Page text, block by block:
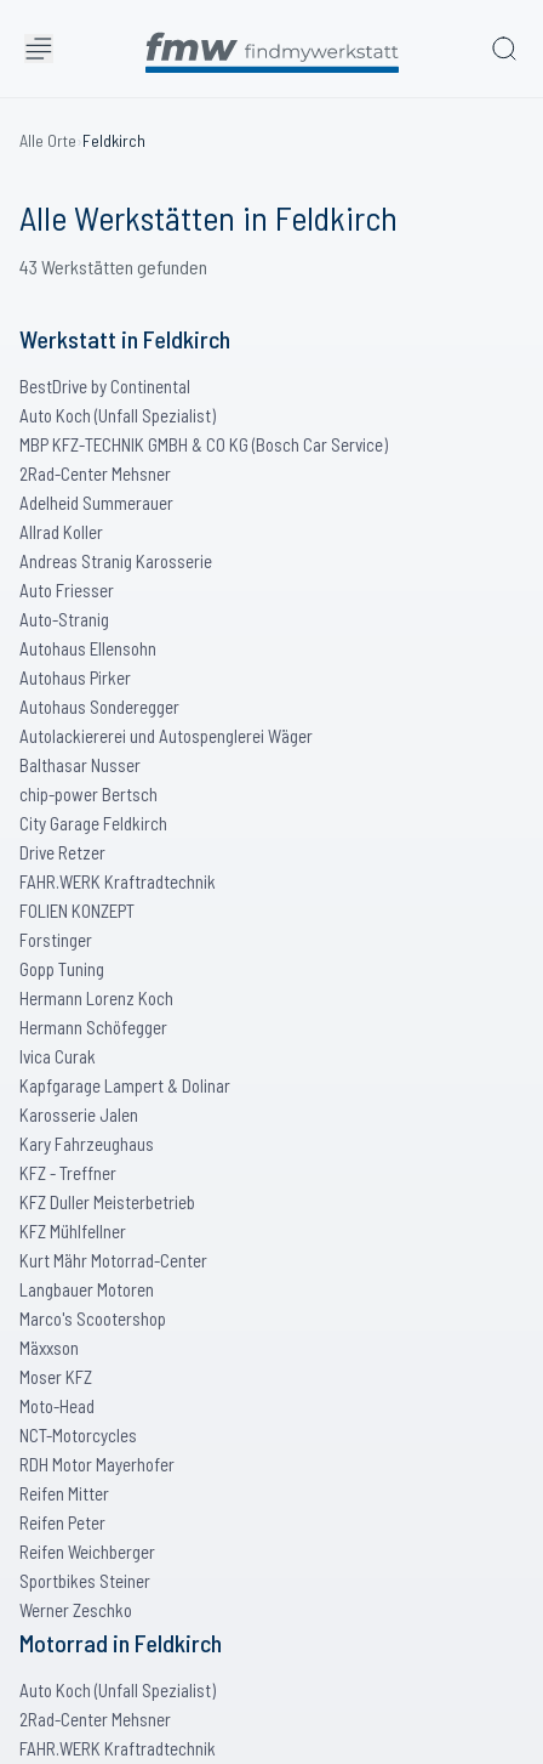
Alle Orte›Feldkirch
Alle Werkstätten in Feldkirch
43 Werkstätten gefunden
Werkstatt in Feldkirch
BestDrive by Continental
Auto Koch (Unfall Spezialist)
MBP KFZ-TECHNIK GMBH & CO KG (Bosch Car Service)
2Rad-Center Mehsner
Adelheid Summerauer
Allrad Koller
Andreas Stranig Karosserie
Auto Friesser
Auto-Stranig
Autohaus Ellensohn
Autohaus Pirker
Autohaus Sonderegger
Autolackiererei und Autospenglerei Wäger
Balthasar Nusser
chip-power Bertsch
City Garage Feldkirch
Drive Retzer
FAHR.WERK Kraftradtechnik
FOLIEN KONZEPT
Forstinger
Gopp Tuning
Hermann Lorenz Koch
Hermann Schöfegger
Ivica Curak
Kapfgarage Lampert & Dolinar
Karosserie Jalen
Kary Fahrzeughaus
KFZ - Treffner
KFZ Duller Meisterbetrieb
KFZ Mühlfellner
Kurt Mähr Motorrad-Center
Langbauer Motoren
Marco's Scootershop
Mäxxson
Moser KFZ
Moto-Head
NCT-Motorcycles
RDH Motor Mayerhofer
Reifen Mitter
Reifen Peter
Reifen Weichberger
Sportbikes Steiner
Werner Zeschko
Motorrad in Feldkirch
Auto Koch (Unfall Spezialist)
2Rad-Center Mehsner
FAHR.WERK Kraftradtechnik